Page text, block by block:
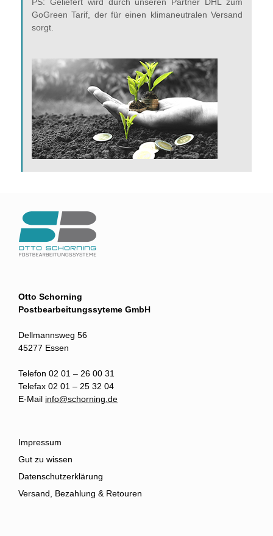
GoGreen Tarif, der für einen klimaneutralen Versand
sorgt.
Otto Schorning
Postbearbeitungssyteme GmbH
Dellmannsweg 56
45277 Essen
Telefon 02 01 – 26 00 31
Telefax 02 01 – 25 32 04
E-Mail info@schorning.de
Impressum
Gut zu wissen
Datenschutzerklärung
Versand, Bezahlung & Retouren